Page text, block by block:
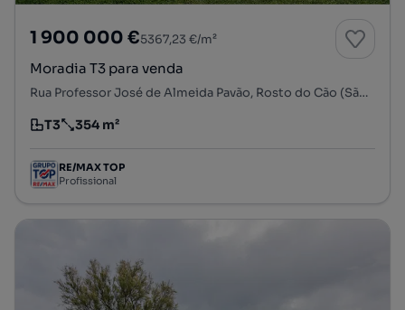
1 900 000 €5367,23 €/m²
Moradia T3 para venda
Rua Professor José de Almeida Pavão, Rosto do Cão (São Roque), Ponta Delgada, Ilha de São Miguel
Tipologia
T3
Preço por metro quadrado
354 m²
RE/MAX TOP
Profissional